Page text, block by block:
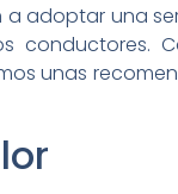
adoptar una
conductores.
unas